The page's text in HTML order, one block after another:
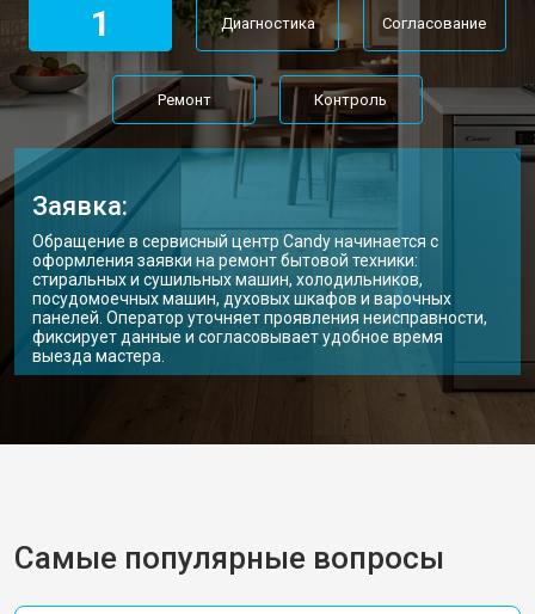
1 Диагностика Согласование
Ремонт Контроль
Заявка:
Обращение в сервисный центр Candy начинается с
оформления заявки на ремонт бытовой техники:
стиральных и сушильных машин, холодильников,
посудомоечных машин, духовых шкафов и варочных
панелей. Оператор уточняет проявления неисправности,
фиксирует данные и согласовывает удобное время
выезда мастера.
Самые популярные вопросы